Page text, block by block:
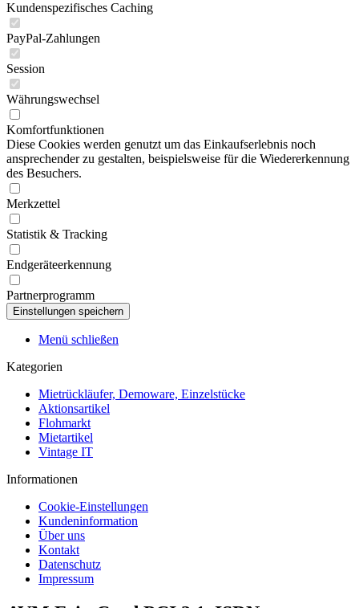
Kundenspezifisches Caching
PayPal-Zahlungen
Session
Währungswechsel
Komfortfunktionen
Diese Cookies werden genutzt um das Einkaufserlebnis noch
ansprechender zu gestalten, beispielsweise für die Wiedererkennung
des Besuchers.
Merkzettel
Statistik & Tracking
Endgeräteerkennung
Partnerprogramm
Menü schließen
Kategorien
Mietrückläufer, Demoware, Einzelstücke
Aktionsartikel
Flohmarkt
Mietartikel
Vintage IT
Informationen
Cookie-Einstellungen
Kundeninformation
Über uns
Kontakt
Datenschutz
Impressum